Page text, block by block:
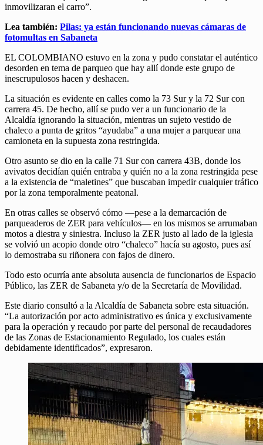
inmovilizaran el carro”.
Lea también: Pilas: ya están funcionando nuevas cámaras de
fotomultas en Sabaneta
EL COLOMBIANO estuvo en la zona y pudo constatar el auténtico
desorden en tema de parqueo que hay allí donde este grupo de
inescrupulosos hacen y deshacen.
La situación es evidente en calles como la 73 Sur y la 72 Sur con
carrera 45. De hecho, allí se pudo ver a un funcionario de la
Alcaldía ignorando la situación, mientras un sujeto vestido de
chaleco a punta de gritos “ayudaba” a una mujer a parquear una
camioneta en la supuesta zona restringida.
Otro asunto se dio en la calle 71 Sur con carrera 43B, donde los
avivatos decidían quién entraba y quién no a la zona restringida pese
a la existencia de “maletines” que buscaban impedir cualquier tráfico
por la zona temporalmente peatonal.
En otras calles se observó cómo —pese a la demarcación de
parqueaderos de ZER para vehículos— en los mismos se arrumaban
motos a diestra y siniestra. Incluso la ZER justo al lado de la iglesia
se volvió un acopio donde otro “chaleco” hacía su agosto, pues así
lo demostraba su riñonera con fajos de dinero.
Todo esto ocurría ante absoluta ausencia de funcionarios de Espacio
Público, las ZER de Sabaneta y/o de la Secretaría de Movilidad.
Este diario consultó a la Alcaldía de Sabaneta sobre esta situación.
“La autorización por acto administrativo es única y exclusivamente
para la operación y recaudo por parte del personal de recaudadores
de las Zonas de Estacionamiento Regulado, los cuales están
debidamente identificados”, expresaron.